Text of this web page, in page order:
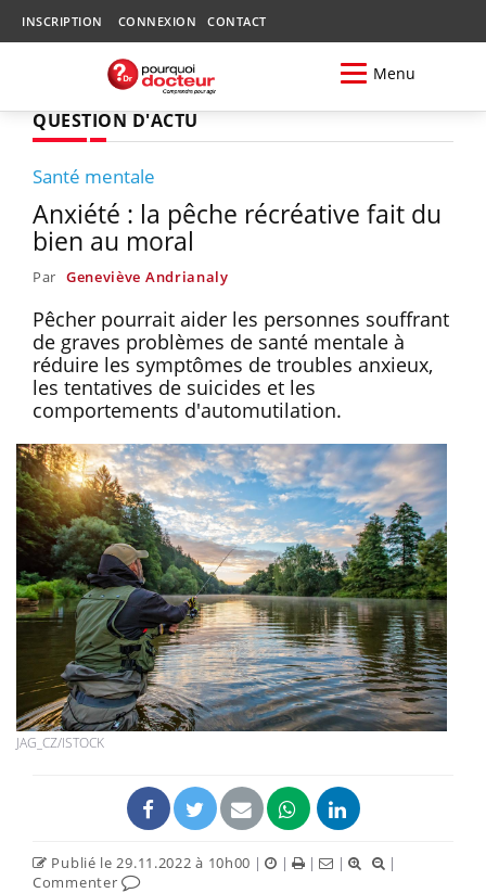
INSCRIPTION CONNEXION CONTACT
Menu
QUESTION D'ACTU
Santé mentale
Anxiété : la pêche récréative fait du
bien au moral
Par Geneviève Andrianaly
Pêcher pourrait aider les personnes souffrant
de graves problèmes de santé mentale à
réduire les symptômes de troubles anxieux,
les tentatives de suicides et les
comportements d'automutilation.
JAG_CZ/ISTOCK
Publié le 29.11.2022 à 10h00 | | | |
|
Commenter